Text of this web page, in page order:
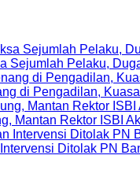
Sejumlah Pelaku,
di Pengadilan,
Mantan Rektor ISBI
Ditolak PN